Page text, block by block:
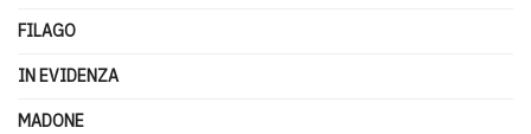
FILAGO
IN EVIDENZA
MADONE